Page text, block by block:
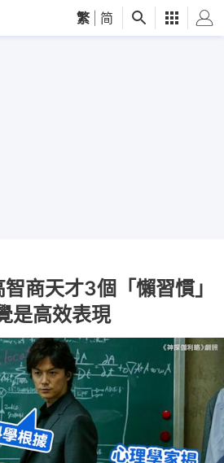
繁 简
商天才3個「懶習慣」
是高效表現